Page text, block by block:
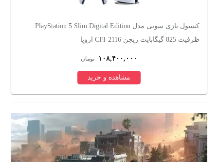
کنسول بازی سونی مدل PlayStation 5 Slim Digital Edition
ظرفیت 825 گیگابایت ریجن CFI-2116 اروپا
۱۰۸,۴۰۰,۰۰۰ تومان
مشاهده و خرید